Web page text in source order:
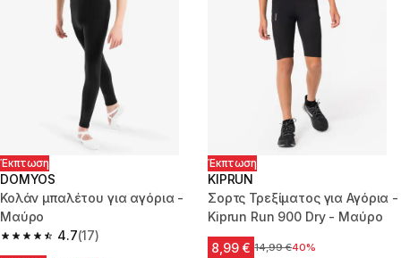
Έκπτωση
DOMYOS
Κολάν μπαλέτου για αγόρια -
Μαύρο
4.7
4.7 out of 5 stars from 17 reviews
(17)
Έκπτωση
KIPRUN
Σορτς Τρεξίματος για Αγόρια -
Kiprun Run 900 Dry - Μαύρο
8,99 € Αρχική τιμή
14,99 €40%